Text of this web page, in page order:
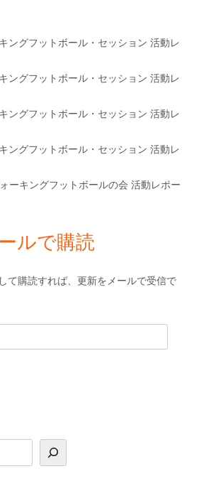
ングフットボール・セッション 活動レ
ングフットボール・セッション 活動レ
ングフットボール・セッション 活動レ
ングフットボール・セッション 活動レ
ーキングフットボールの会 活動レポー
ルで購読
て購読すれば、更新をメールで受信で